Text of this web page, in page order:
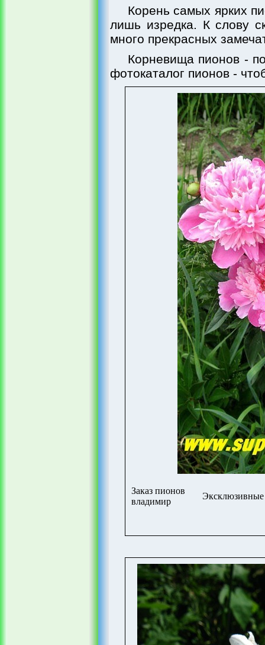
Корень самых ярких
лишь изредка. К слову
много прекрасных
Корневища пионов -
фотокаталог пионов -
Заказ пионов
владимир
Эксклюзивные